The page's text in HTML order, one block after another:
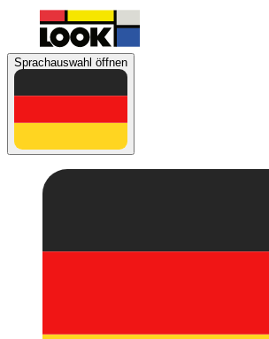
Sprachauswahl öffnen